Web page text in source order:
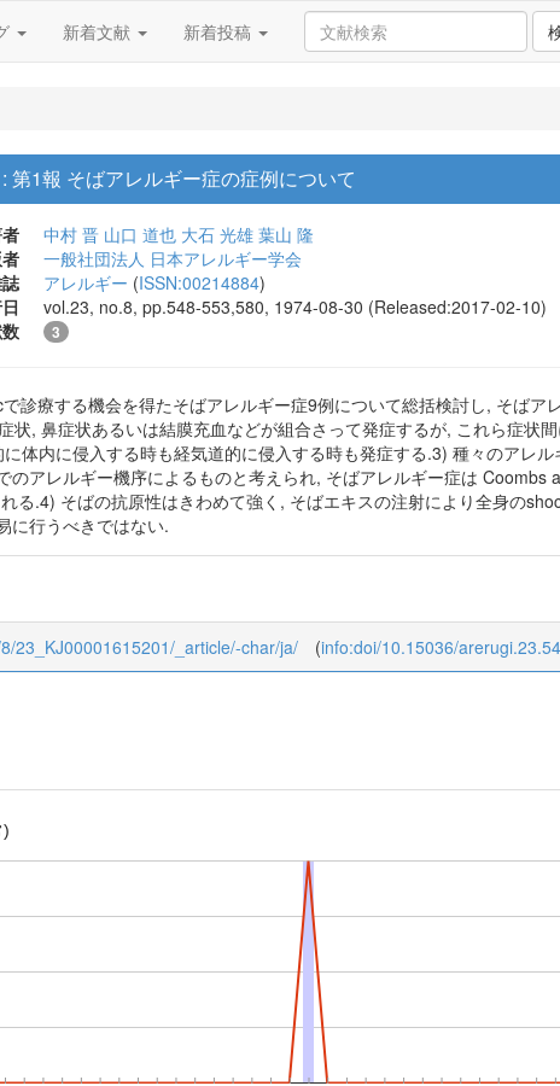
新着文献 新着投稿
第1報 そばアレルギー症の症例について
中村 晋 山口 道也 大石 光雄 葉山 隆
一般社団法人 日本アレルギー学会
アレルギー (ISSN:00214884)
vol.23, no.8, pp.548-553,580, 1974-08-30 (Released:2017-02-10)
3
診療する機会を得たそばアレルギー症9例について総括検討し, そば
状, 鼻症状あるいは結膜充血などが組合さって発症するが, これら症状
体内に侵入する時も経気道的に侵入する時も発症する.3) 種々のアレ
のアレルギー機序によるものと考えられ, そばアレルギー症は
る.4) そばの抗原性はきわめて強く, そばエキスの注射により全身の
に行うべきではない.
23_KJ00001615201/_article/-char/ja/ (info:doi/10.15036/
)